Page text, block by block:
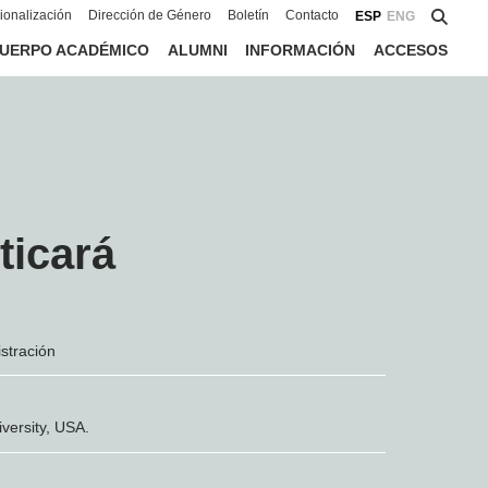
Dirección de Género Boletín Contacto ESP ENG
ACADÉMICO ALUMNI INFORMACIÓN ACCESOS
USA.